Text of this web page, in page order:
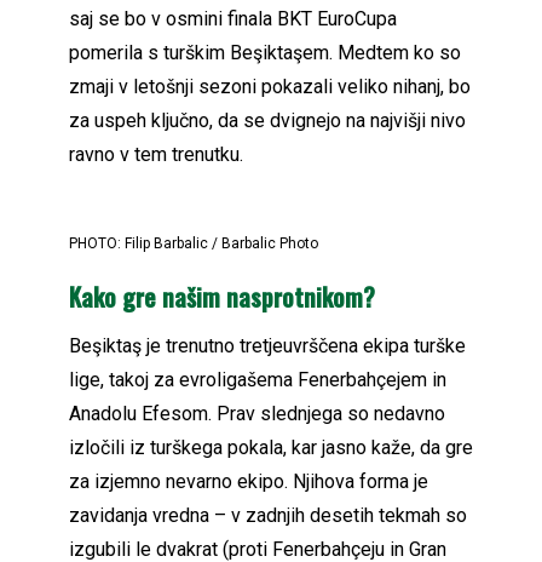
saj se bo v osmini finala BKT EuroCupa
pomerila s turškim Beşiktaşem. Medtem ko so
zmaji v letošnji sezoni pokazali veliko nihanj, bo
za uspeh ključno, da se dvignejo na najvišji nivo
ravno v tem trenutku.
PHOTO: Filip Barbalic / Barbalic Photo
Kako gre našim nasprotnikom?
Beşiktaş je trenutno tretjeuvrščena ekipa turške
lige, takoj za evroligašema Fenerbahçejem in
Anadolu Efesom. Prav slednjega so nedavno
izločili iz turškega pokala, kar jasno kaže, da gre
za izjemno nevarno ekipo. Njihova forma je
zavidanja vredna – v zadnjih desetih tekmah so
izgubili le dvakrat (proti Fenerbahçeju in Gran